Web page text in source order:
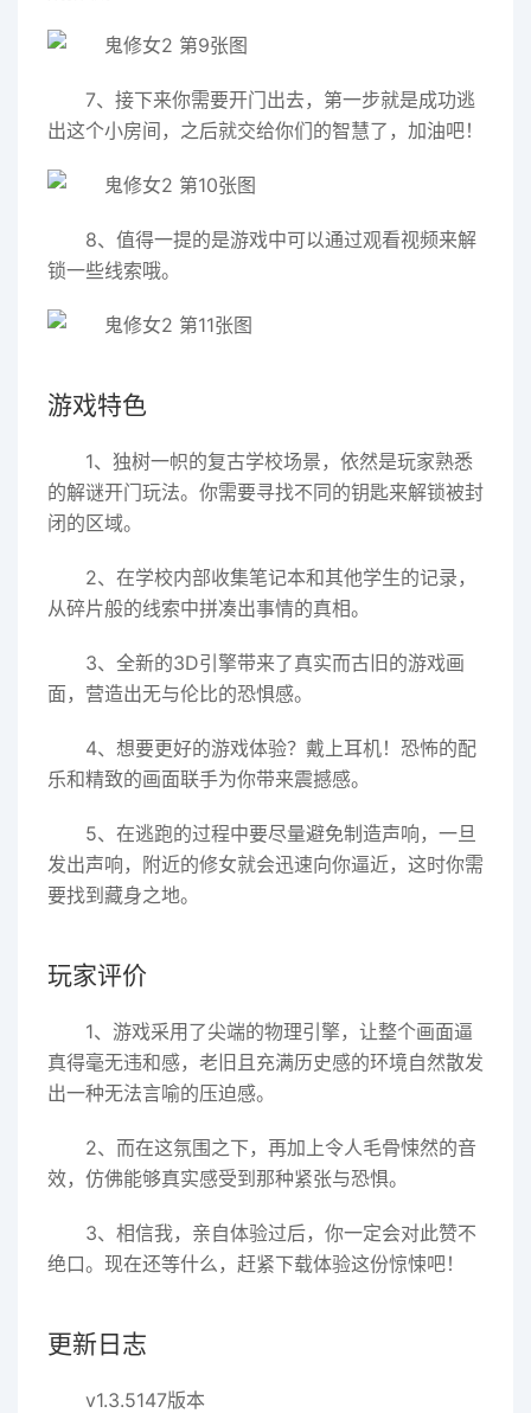
7、接下来你需要开门出去，第一步就是成功逃
出这个小房间，之后就交给你们的智慧了，加油吧！
8、值得一提的是游戏中可以通过观看视频来解
锁一些线索哦。
游戏特色
1、独树一帜的复古学校场景，依然是玩家熟悉
的解谜开门玩法。你需要寻找不同的钥匙来解锁被封
闭的区域。
2、在学校内部收集笔记本和其他学生的记录，
从碎片般的线索中拼凑出事情的真相。
3、全新的3D引擎带来了真实而古旧的游戏画
面，营造出无与伦比的恐惧感。
4、想要更好的游戏体验？戴上耳机！恐怖的配
乐和精致的画面联手为你带来震撼感。
5、在逃跑的过程中要尽量避免制造声响，一旦
发出声响，附近的修女就会迅速向你逼近，这时你需
要找到藏身之地。
玩家评价
1、游戏采用了尖端的物理引擎，让整个画面逼
真得毫无违和感，老旧且充满历史感的环境自然散发
出一种无法言喻的压迫感。
2、而在这氛围之下，再加上令人毛骨悚然的音
效，仿佛能够真实感受到那种紧张与恐惧。
3、相信我，亲自体验过后，你一定会对此赞不
绝口。现在还等什么，赶紧下载体验这份惊悚吧！
更新日志
v1.3.5147版本